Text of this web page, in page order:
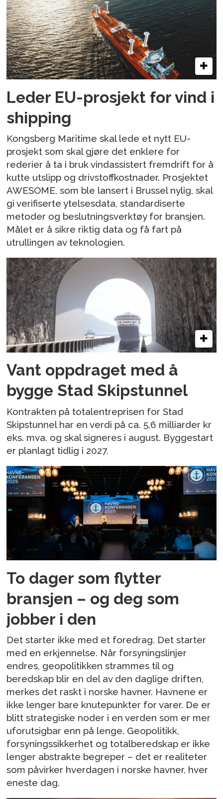
Leder EU-prosjekt for vind i
shipping
Kongsberg Maritime skal lede et nytt EU-
prosjekt som skal gjøre det enklere for
rederier å ta i bruk vindassistert fremdrift for å
kutte utslipp og drivstoffkostnader. Prosjektet
AWESOME, som ble lansert i Brussel nylig, skal
gi verifiserte ytelsesdata, standardiserte
metoder og beslutningsverktøy for bransjen.
Målet er å sikre riktig data og få fart på
utrullingen av teknologien.
Vant oppdraget med å
bygge Stad Skipstunnel
Kontrakten på totalentreprisen for Stad
Skipstunnel har en verdi på ca. 5,6 milliarder kr
eks. mva. og skal signeres i august. Byggestart
er planlagt tidlig i 2027.
To dager som flytter
bransjen – og deg som
jobber i den
Det starter ikke med et foredrag. Det starter
med en erkjennelse. Når forsyningslinjer
endres, geopolitikken strammes til og
beredskap blir en del av den daglige driften,
merkes det raskt i norske havner. Havnene er
ikke lenger bare knutepunkter for varer. De er
blitt strategiske noder i en verden som er mer
uforutsigbar enn på lenge. Geopolitikk,
forsyningssikkerhet og totalberedskap er ikke
lenger abstrakte begreper – det er realiteter
som påvirker hverdagen i norske havner, hver
eneste dag.